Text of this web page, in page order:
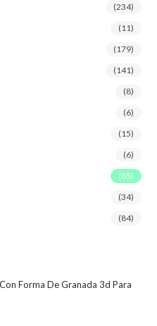
(234)
(11)
(179)
(141)
(8)
(6)
(15)
(6)
(85)
(34)
(84)
Forma De Granada 3d Para